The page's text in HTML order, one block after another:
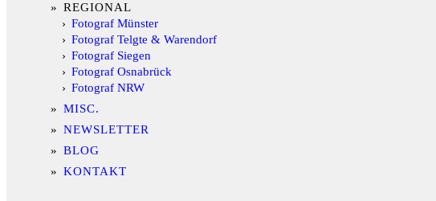
REGIONAL
Fotograf Münster
Fotograf Telgte & Warendorf
Fotograf Siegen
Fotograf Osnabrück
Fotograf NRW
MISC.
NEWSLETTER
BLOG
KONTAKT